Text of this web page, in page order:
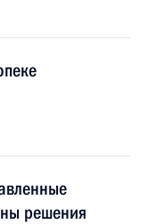
решения